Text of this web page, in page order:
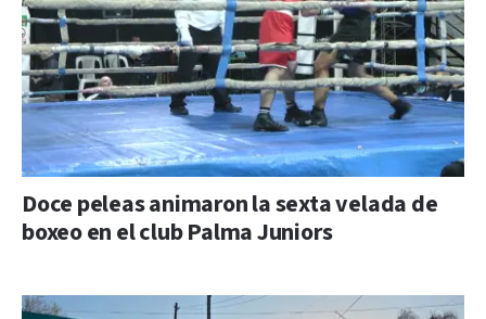
Doce peleas animaron la sexta velada de
boxeo en el club Palma Juniors